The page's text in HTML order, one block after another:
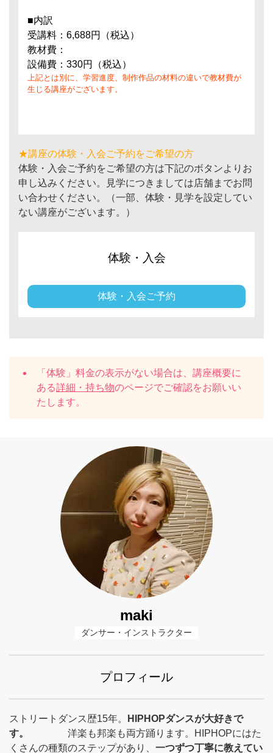
■内訳
受講料：6,688円（税込）
教材費：
設備費：330円（税込）
上記とは別に、学習進度、制作作品の材料の違いで教材費が
生じる講座がございます。
★講座の体験・入会ご予約をご希望の方
体験・入会ご予約をご希望の方は下記のボタンよりお
申し込みください。見学につきましては店舗までお問
い合わせください。（一部、体験・見学を設定してい
ない講座がございます。）
体験・入会
体験・入会ご予約
「体験」料金の表示がない場合は、講座概要に
ある詳細・持ち物のページでご確認をお願いい
たします。
maki
ダンサー・インストラクター
プロフィール
ストリートダンス歴15年。
HIPHOPダンスが大好きで
す。
洋楽も邦楽も両方踊ります。HIPHOPにはた
くさんの種類のステップがあり、 一つずつ丁寧に教えてい